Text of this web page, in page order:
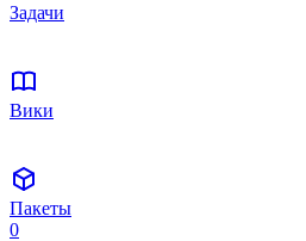
Задачи
Вики
Пакеты
0